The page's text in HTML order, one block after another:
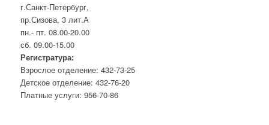
г.Санкт-Петербург,
пр.Сизова, 3 лит.А
пн.- пт. 08.00-20.00
сб. 09.00-15.00
Регистратура:
Взрослое отделение: 432-73-25
Детское отделение: 432-76-20
Платные услуги: 956-70-86